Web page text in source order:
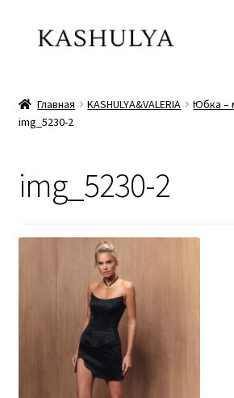
Перейти
Перейти
Коллeкция
Корзина
Главная KASHULYA&VALERIA
Юбка –
img_5230-2
img_5230-2